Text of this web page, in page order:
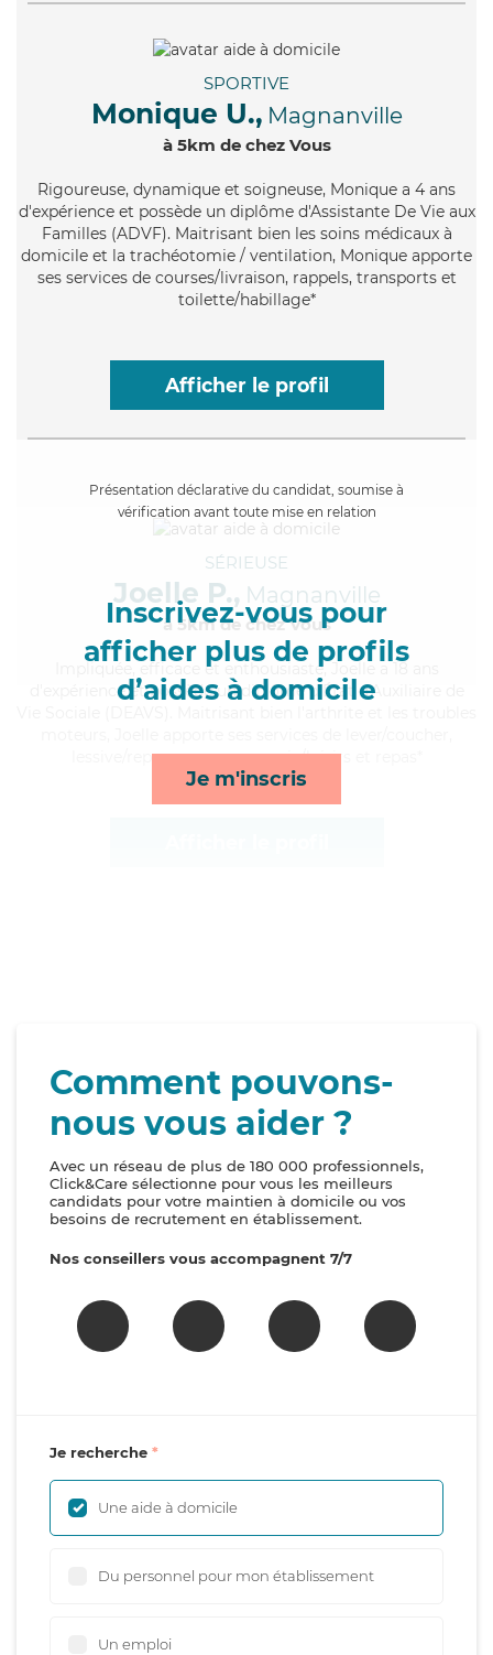
SPORTIVE
Monique U., Magnanville
à 5km de chez Vous
Rigoureuse, dynamique et soigneuse, Monique a 4 ans
d'expérience et possède un diplôme d'Assistante De Vie aux
Familles (ADVF). Maitrisant bien les soins médicaux à
domicile et la trachéotomie / ventilation, Monique apporte
ses services de courses/livraison, rappels, transports et
toilette/habillage*
Afficher le profil
Présentation déclarative du candidat, soumise à
vérification avant toute mise en relation
Inscrivez-vous pour
afficher plus de profils
d’aides à domicile
Je m'inscris
SÉRIEUSE
Joelle P., Magnanville
à 5km de chez Vous
, efficace et enthousiaste, Joelle a 18 ans
d'expérience et possède un diplôme d'État d'Auxiliaire de
lessive/repassage, compagnie/loisirs et repas*
Comment pouvons-
nous vous aider ?
Avec un réseau de plus de 180 000 professionnels,
Click&Care sélectionne pour vous les meilleurs
candidats pour votre maintien à domicile ou vos
besoins de recrutement en établissement.
Nos conseillers vous accompagnent 7/7
Je recherche
Une aide à domicile
Du personnel pour mon établissement
Un emploi